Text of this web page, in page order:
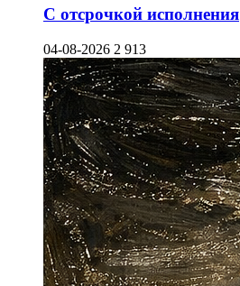
С отсрочкой исполнения
04-08-2026 2 913